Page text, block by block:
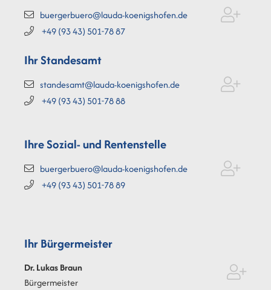
buergerbuero@lauda-koenigshofen.de
+49 (9343) 501-7887
Ihr Standesamt
standesamt@lauda-koenigshofen.de
+49 (9343) 501-7888
Ihre Sozial- und Rentenstelle
buergerbuero@lauda-koenigshofen.de
+49 (9343) 501-7889
Ihr Bürgermeister
Dr. LukasBraun
Bürgermeister